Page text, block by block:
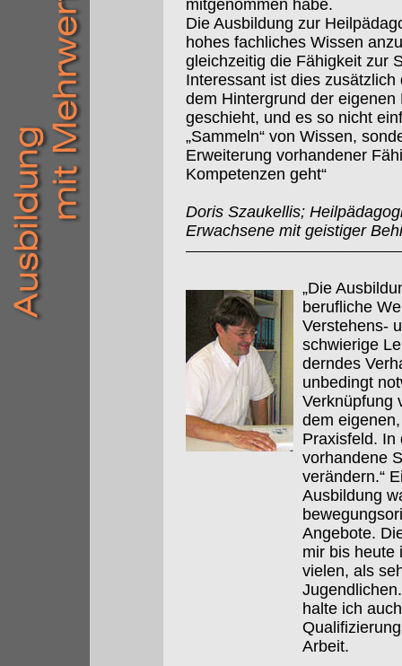
mitgenommen habe.
Die Ausbildung zur
hohes fachliches Wissen
gleichzeitig die Fähigkeit zur
Interessant ist dies
dem Hintergrund der eigenen
geschieht, und es so nicht
„Sammeln“ von Wissen,
Erweiterung vorhandener
Kompetenzen geht“
Doris Szaukellis;
Erwachsene mit geistiger
„Die
berufliche
Verstehens-
schwierige
derndes
unbedingt
Verknüpfung
dem
Praxisfeld. In
vorhandene
verändern.“
Ausbildung
Angebote.
mir bis heute
vielen, als
halte ich
Arbeit.